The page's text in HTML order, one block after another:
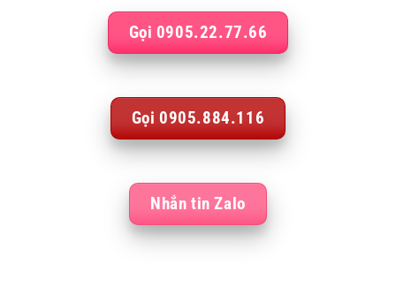
Gọi 0905.22.77.66
Gọi 0905.884.116
Nhắn tin Zalo